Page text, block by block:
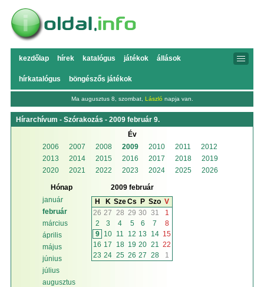
kezdőlap hírek katalógus játékok állások
hírkatalógus böngészős játékok
Ma augusztus 8, szombat, László napja van.
Hírarchívum - Szórakozás - 2009 február 9.
Év
2006
2007 2008 2009 2010 2011
2012
2013
2014 2015 2016 2017 2018
2019
2020
2021 2022 2023 2024 2025 2026
Hónap
január
február
március
április
május
június
július
augusztus
2009 február
H
K SzeCs P Szo V
26 27 28 29 30 31
1
2
3 4 5 6 7
8
9
10 11 12 13 14 15
16 17 18 19 20 21
22
23 24 25 26 27 28 1